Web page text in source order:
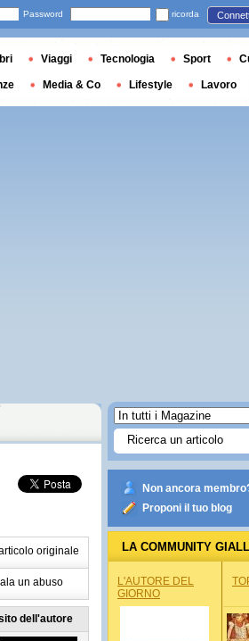
originale
un abuso
dell'autore
Non ancora
Proponi il tuo blog
LA COMMUNITY GIALLI
L'AUTORE DEL
GIORNO
Password ricorda
Viaggi Tecnologia Sport
Media & Co Lifestyle Lavoro